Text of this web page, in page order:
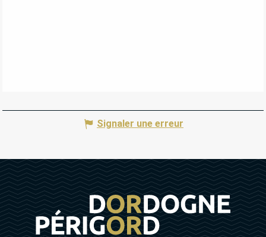
Signaler une erreur